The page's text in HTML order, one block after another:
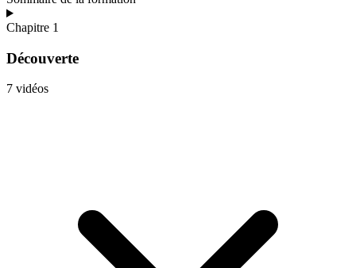
Chapitre 1
Découverte
7 vidéos